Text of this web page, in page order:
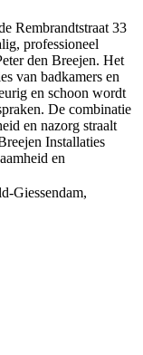
Rembrandtstraat 33
professioneel
den Breejen. Het
van badkamers en
en schoon wordt
De combinatie
en nazorg straalt
Installaties
en
Giessendam,